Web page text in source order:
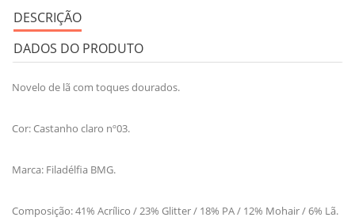
DESCRIÇÃO
DADOS DO PRODUTO
Novelo de lã com toques dourados.
Cor: Castanho claro nº03.
Marca: Filadélfia BMG.
Composição: 41% Acrílico / 23% Glitter / 18% PA / 12% Mohair / 6% Lã.